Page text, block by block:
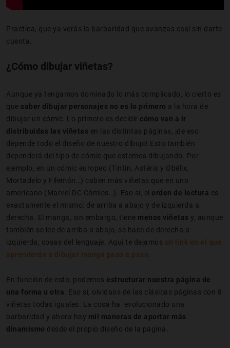
Practica, que ya verás la barbaridad que avanzas casi sin darte
cuenta.
¿Cómo dibujar viñetas?
Aunque ya tengamos dominado lo más complicado, lo cierto es
que saber dibujar personajes no es lo primero a la hora de
dibujar un cómic. Lo primero es decidir cómo van a ir
distribuidas las viñetas en las distintas páginas, ¡de eso
depende todo el diseño de nuestro dibujo! Esto también
dependerá del tipo de cómic que estemos dibujando. Por
ejemplo, en un cómic europeo (Tintín, Astérix y Obélix,
Mortadelo y Filemón…) caben más viñetas que en uno
americano (Marvel DC Cómics…). Eso sí, el orden de lectura es
exactamente el mismo: de arriba a abajo y de izquierda a
derecha. El manga, sin embargo, tiene menos viñetas y, aunque
también se lee de arriba a abajo, se hace de derecha a
izquierda; cosas del lenguaje. Aquí te dejamos un link en el que
aprenderás a dibujar manga paso a paso
En función de esto, podemos estructurar nuestra página de
una forma u otra . Eso sí, olvidaos de las clásicas páginas con 8
viñetas todas iguales. La cosa ha evolucionado una
barbaridad y ahora hay mil maneras de aportar más
dinamismo desde el propio diseño de la página.